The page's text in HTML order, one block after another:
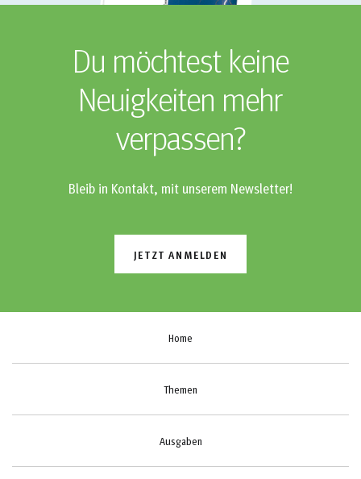
Du möchtest keine
Neuigkeiten mehr
verpassen?
Bleib in Kontakt, mit unserem Newsletter!
JETZT ANMELDEN
Home
Themen
Ausgaben